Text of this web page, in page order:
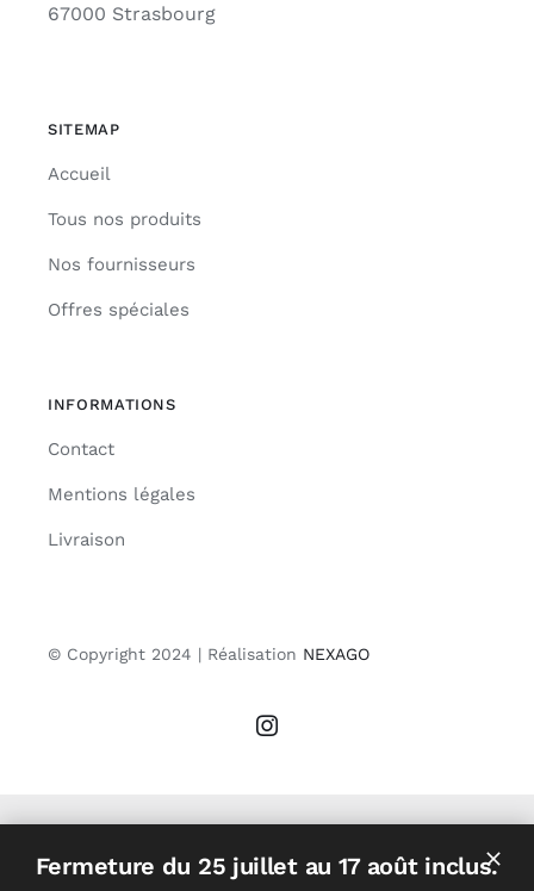
67000 Strasbourg
SITEMAP
Accueil
Tous nos produits
Nos fournisseurs
Offres spéciales
INFORMATIONS
Contact
Mentions légales
Livraison
© Copyright 2024 | Réalisation NEXAGO
Fermeture du 25 juillet au 17 août inclus.